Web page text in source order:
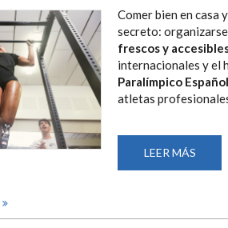
DE
LOS
Comer bien en casa
secreto:
frescos y
internacionales y el
Paralímpico
atletas
LEER MÁS
Y